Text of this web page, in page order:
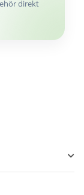
direkt